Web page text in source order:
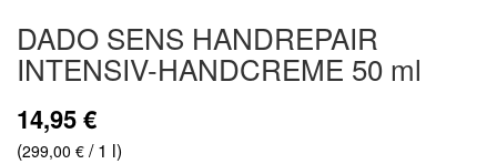
Anfang
der
Bildergalerie
DADO SENS HANDREPAIR
INTENSIV-HANDCREME 50 ml
14,95 €
(299,00 € / 1 l)